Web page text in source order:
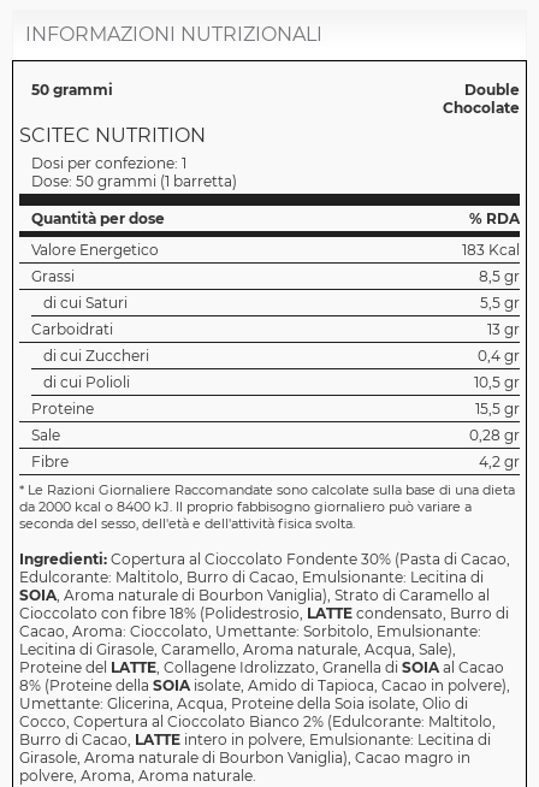
INFORMAZIONI NUTRIZIONALI
50 grammi
Double
Chocolate
SCITEC NUTRITION
Dosi per confezione: 1
Dose: 50 grammi (1 barretta)
Quantità per dose
% RDA
Valore Energetico
183 Kcal
Grassi
8,5 gr
di cui Saturi
5,5 gr
Carboidrati
13 gr
di cui Zuccheri
0,4 gr
di cui Polioli
10,5 gr
Proteine
15,5 gr
Sale
0,28 gr
Fibre
4,2 gr
* Le Razioni Giornaliere Raccomandate sono calcolate sulla base di una dieta
da 2000 kcal o 8400 kJ. Il proprio fabbisogno giornaliero può variare a
seconda del sesso, dell'età e dell'attività fisica svolta.
Ingredienti: Copertura al Cioccolato Fondente 30% (Pasta di Cacao,
Edulcorante: Maltitolo, Burro di Cacao, Emulsionante: Lecitina di
SOIA, Aroma naturale di Bourbon Vaniglia), Strato di Caramello al
Cioccolato con fibre 18% (Polidestrosio, LATTE condensato, Burro di
Cacao, Aroma: Cioccolato, Umettante: Sorbitolo, Emulsionante:
Lecitina di Girasole, Caramello, Aroma naturale, Acqua, Sale),
Proteine del LATTE, Collagene Idrolizzato, Granella di SOIAal Cacao
8% (Proteine della SOIAisolate, Amido di Tapioca, Cacao in polvere),
Umettante: Glicerina, Acqua, Proteine della Soia isolate, Olio di
Cocco, Copertura al Cioccolato Bianco 2% (Edulcorante: Maltitolo,
Burro di Cacao, LATTE intero in polvere, Emulsionante: Lecitina di
Girasole, Aroma naturale di Bourbon Vaniglia), Cacao magro in
polvere, Aroma, Aroma naturale.